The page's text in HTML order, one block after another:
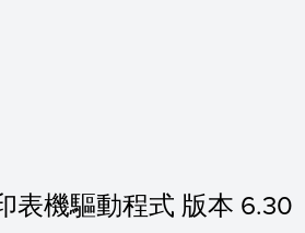
表機驅動程式 版本 6.30